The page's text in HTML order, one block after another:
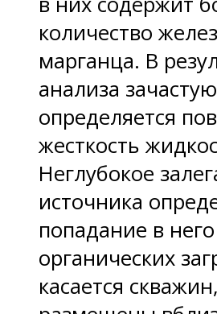
количество
марганца. В
анализа зачастую
определяется
жесткость
Неглубокое
источника
попадание в него
органических
касается